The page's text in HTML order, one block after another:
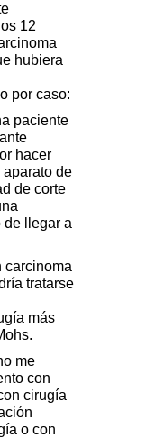
12
hubiera
por caso:
paciente
hacer
aparato de
de corte
de llegar a
carcinoma
tratarse
más
me
con
cirugía
o con